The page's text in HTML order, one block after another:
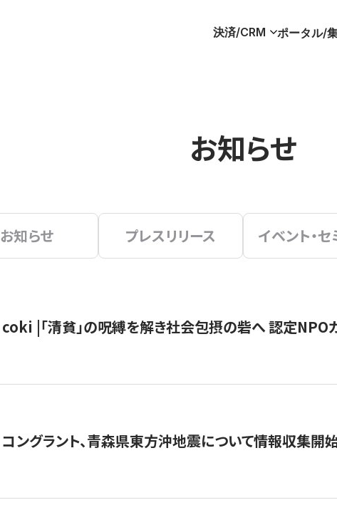
決済/CRM ポータル/
お知らせ
お知らせ プレスリリース イベント・
coki |「清貧」の呪縛を解き社会包摂の砦へ 認定NPO
コングラント、青森県東方沖地震について情報収集開